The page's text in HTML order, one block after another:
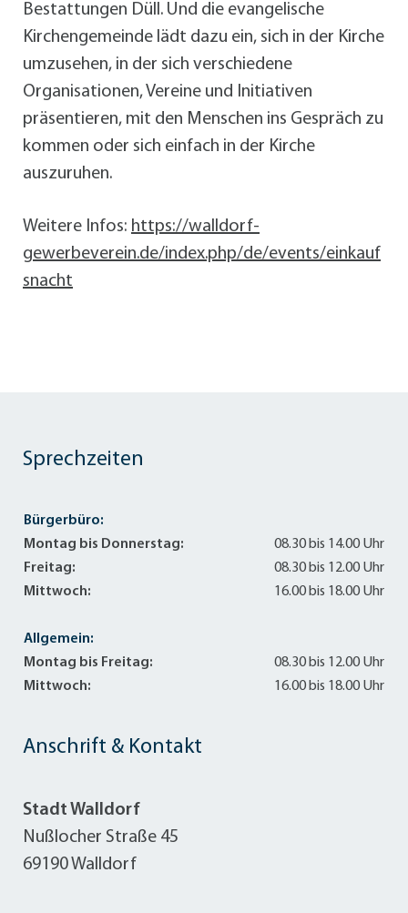
Bestattungen Düll. Und die evangelische
Kirchengemeinde lädt dazu ein, sich in der Kirche
umzusehen, in der sich verschiedene
Organisationen, Vereine und Initiativen
präsentieren, mit den Menschen ins Gespräch zu
kommen oder sich einfach in der Kirche
auszuruhen.
Weitere Infos: https://walldorf-
gewerbeverein.de/index.php/de/events/einkauf
snacht
Anschrift & Kontakt
Stadt Walldorf
Nußlocher Straße 45
69190 Walldorf
Sprechzeiten
Bürgerbüro:
Montag bis Donnerstag:
08.30 bis 14.00 Uhr
Freitag:
08.30 bis 12.00 Uhr
Mittwoch:
16.00 bis 18.00 Uhr
Allgemein:
Montag bis Freitag:
08.30 bis 12.00 Uhr
Mittwoch:
16.00 bis 18.00 Uhr